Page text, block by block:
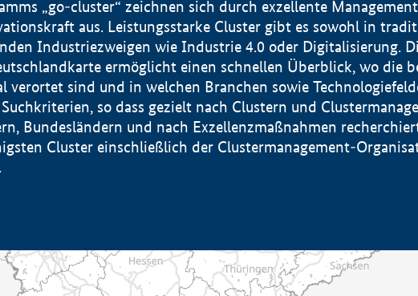
„go-cluster“ zeichnen sich durch exzellente
aus. Leistungsstarke Cluster gibt es sowohl in
Industriezweigen wie Industrie 4.0 oder Digitalisierung.
ermöglicht einen schnellen Überblick, wo die
verortet sind und in welchen Branchen sowie
so dass gezielt nach Clustern und
Bundesländern und nach Exzellenzmaßnahmen
Cluster einschließlich der Clustermanagement-